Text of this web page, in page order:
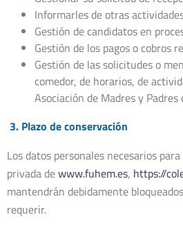
Informarles de otras
Gestión de candidatos en
Gestión de los pagos o cobros
Gestión de las solicitudes o
comedor, de horarios, de
Asociación de Madres y
3. Plazo de conservación
Los datos personales necesarios
privada dewww.fuhem.es, https://
mantendrán debidamente
requerir.